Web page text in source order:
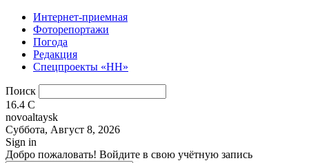
Интернет-приемная
Фоторепортажи
Погода
Редакция
Спецпроекты «НН»
Поиск
16.4 C
novoaltaysk
Суббота, Август 8, 2026
Sign in
Добро пожаловать! Войдите в свою учётную запись